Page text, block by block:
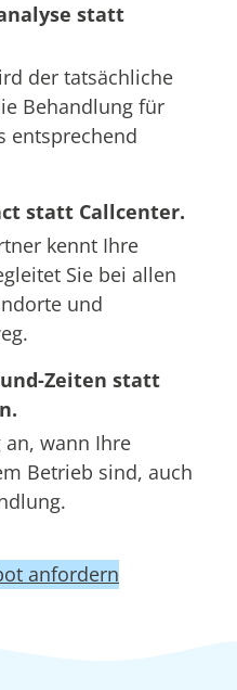
statt
der tatsächliche
Behandlung für
entsprechend
statt Callcenter.
kennt Ihre
Sie bei allen
und
Zeiten statt
an, wann Ihre
Betrieb sind, auch
anfordern